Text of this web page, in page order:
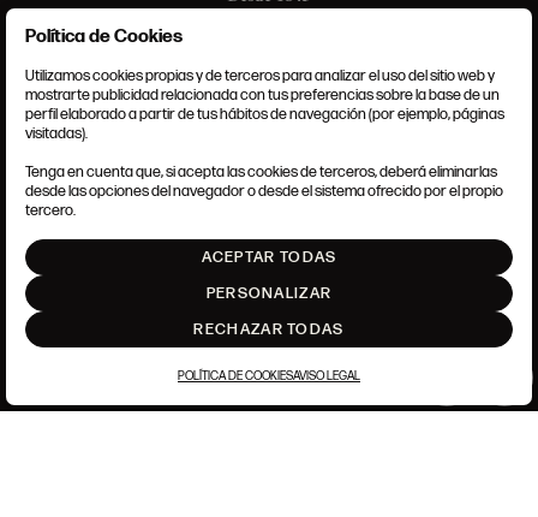
TÉRMINOS Y CONDICIONES
POLÍTICA DE COOKIES
AJUSTE DE COOKIES
Política de Cookies
Utilizamos cookies propias y de terceros para analizar el uso del sitio web y
mostrarte publicidad relacionada con tus preferencias sobre la base de un
perfil elaborado a partir de tus hábitos de navegación (por ejemplo, páginas
visitadas).
Tenga en cuenta que, si acepta las cookies de terceros, deberá eliminarlas
desde las opciones del navegador o desde el sistema ofrecido por el propio
tercero.
ACEPTAR TODAS
PERSONALIZAR
RECHAZAR TODAS
POLÍTICA DE COOKIESAVISO LEGAL